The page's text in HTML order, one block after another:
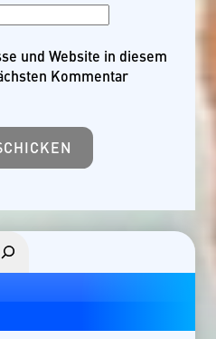
und Website in diesem
Kommentar